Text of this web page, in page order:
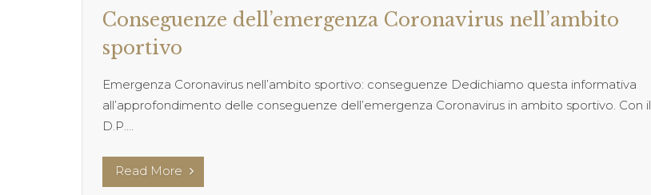
Conseguenze dell’emergenza Coronavirus nell’ambito
sportivo
Emergenza Coronavirus nell’ambito sportivo: conseguenze Dedichiamo questa informativa
all’approfondimento delle conseguenze dell’emergenza Coronavirus in ambito sportivo. Con il
D.P....
Read More